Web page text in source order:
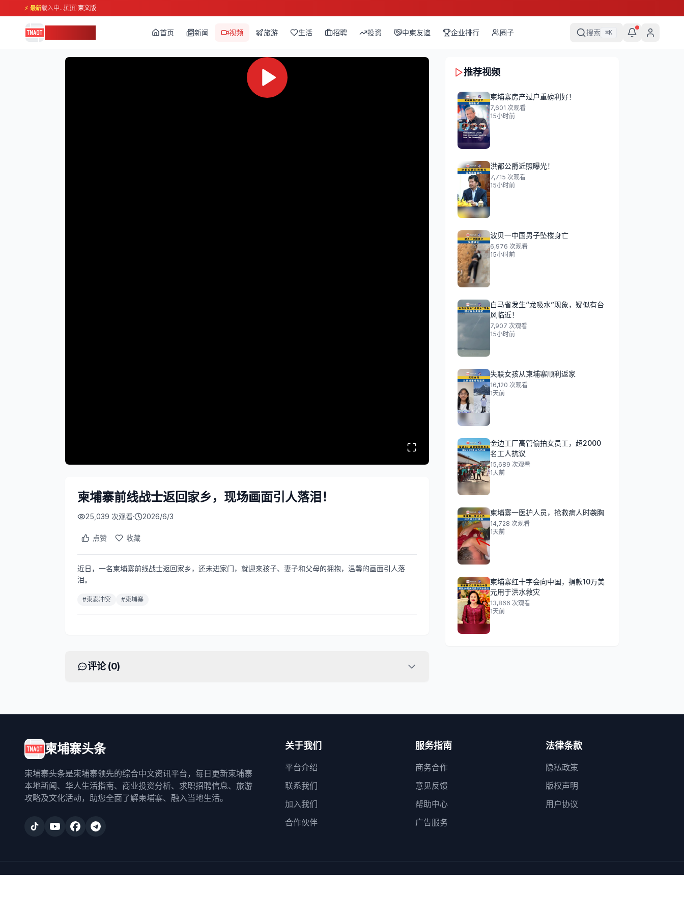
⚡ 最新载入中...🇰🇭 柬文版
首页 新闻 视频 旅游 生活 招聘 投资 中柬友谊 企业排行 圈子 搜索 ⌘K
柬埔寨前线战士返回家乡，现场画面引人落泪！
25,039 次观看· 2026/6/3
点赞 收藏
近日，一名柬埔寨前线战士返回家乡，还未进家门，就迎来孩子、妻子和父母的拥抱，温馨的画面引人落
泪。
#柬泰冲突 #柬埔寨
评论 (0)
推荐视频
柬埔寨房产过户重磅利好！
7,601 次观看
15小时前
洪都公爵近照曝光！
7,715 次观看
15小时前
波贝一中国男子坠楼身亡
6,976 次观看
15小时前
白马省发生“龙吸水”现象，疑似有台
风临近！
7,907 次观看
15小时前
失联女孩从柬埔寨顺利返家
16,120 次观看
1天前
金边工厂高管偷拍女员工，超2000
名工人抗议
15,689 次观看
1天前
柬埔寨一医护人员，抢救病人时袭胸
14,728 次观看
1天前
柬埔寨红十字会向中国，捐款10万美
元用于洪水救灾
13,866 次观看
1天前
柬埔寨头条
柬埔寨头条是柬埔寨领先的综合中文资讯平台，每日更新柬埔寨
本地新闻、华人生活指南、商业投资分析、求职招聘信息、旅游
攻略及文化活动，助您全面了解柬埔寨、融入当地生活。
关于我们
平台介绍
联系我们
加入我们
合作伙伴
服务指南
商务合作
意见反馈
帮助中心
广告服务
法律条款
隐私政策
版权声明
用户协议